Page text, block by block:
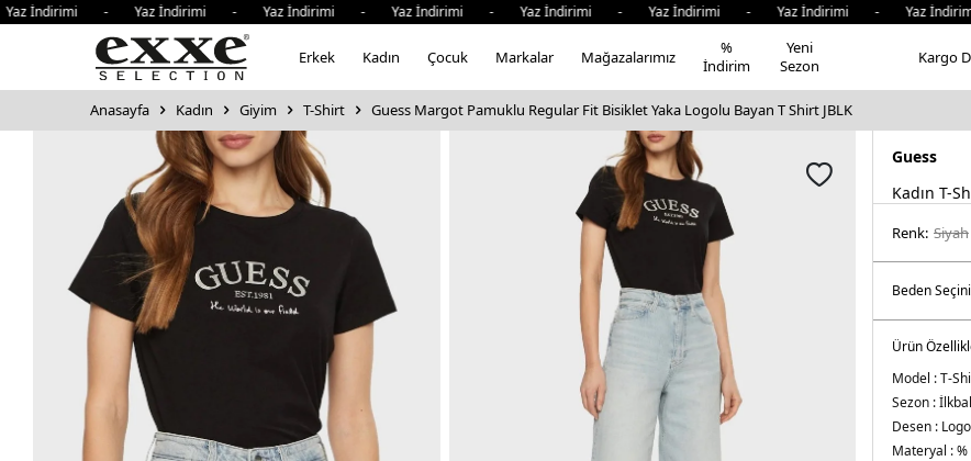
- Yaz İndirimi - Yaz İndirimi - Yaz İndirimi - Yaz İndirimi - Yaz İndirimi - Yaz İndirimi - Yaz
Erkek Kadın Çocuk Markalar Mağazalarımız
%
İndirim
Yeni
Sezon
Kargo
Anasayfa Kadın Giyim T-Shirt Guess Margot Pamuklu Regular Fit Bisiklet Yaka Logolu Bayan T Shirt JBLK
Guess
Kadın T-
Renk: si̇yah
Ürün
Model :T-
Sezon :
Desen :
Materyal :